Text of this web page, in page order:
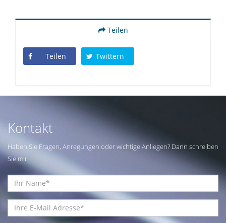
Teilen
Teilen Twittern
Kontakt
Haben Sie Fragen, Anregungen oder wichtige Anliegen? Dann schreiben
Sie mir!